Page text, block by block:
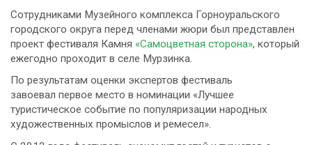
Сотрудниками Музейного комплекса Горноуральского
городского округа перед членами жюри был представлен
проект фестиваля Камня «Самоцветная сторона», который
ежегодно проходит в селе Мурзинка.
По результатам оценки экспертов фестиваль
завоевал первое место в номинации «Лучшее
туристическое событие по популяризации народных
художественных промыслов и ремесел».